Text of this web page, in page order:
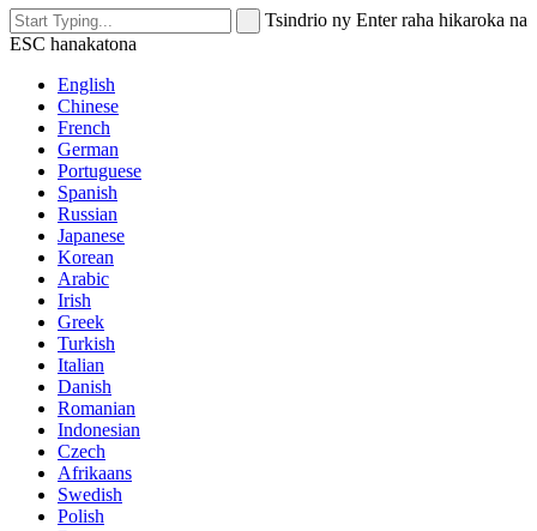
Tsindrio ny Enter raha hikaroka na
ESC hanakatona
English
Chinese
French
German
Portuguese
Spanish
Russian
Japanese
Korean
Arabic
Irish
Greek
Turkish
Italian
Danish
Romanian
Indonesian
Czech
Afrikaans
Swedish
Polish